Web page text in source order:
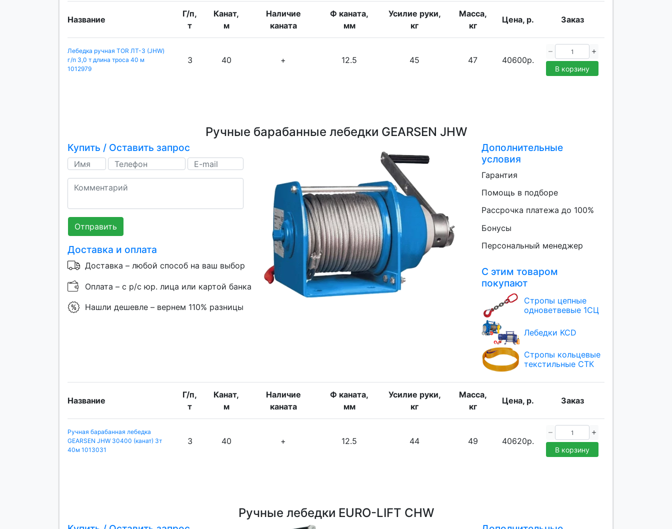
Название
Г/п,
т
Канат,
м
Наличие
каната
Ф каната,
мм
Усилие руки,
кг
Масса,
кг
Цена, р. Заказ
Лебедка ручная TOR ЛТ-3 (JHW)
г/п 3,0 т длина троса 40 м
1012979
3 40 + 12.5 45 47 40600р.
В корзину
Ручные барабанные лебедки GEARSEN JHW
Купить / Оставить запрос
Отправить
Доставка и оплата
Доставка – любой способ на ваш выбор
Оплата – с р/с юр. лица или картой банка
Нашли дешевле – вернем 110% разницы
Дополнительные
условия
Гарантия
Помощь в подборе
Рассрочка платежа до 100%
Бонусы
Персональный менеджер
С этим товаром
покупают
Стропы цепные
одноветвевые 1СЦ
Лебедки KCD
Стропы кольцевые
текстильные СТК
Название
Г/п,
т
Канат,
м
Наличие
каната
Ф каната,
мм
Усилие руки,
кг
Масса,
кг
Цена, р. Заказ
Ручная барабанная лебедка
GEARSEN JHW 30400 (канат) 3т
40м 1013031
3 40 + 12.5 44 49 40620р.
В корзину
Ручные лебедки EURO-LIFT CHW